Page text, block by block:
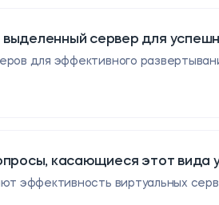
касающиеся этот вида
эффективность виртуальных
сервер для
для эффективного